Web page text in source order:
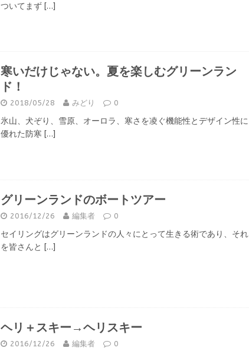
ついてまず […]
寒いだけじゃない。夏を楽しむグリーンラン
ド！
2018/05/28 みどり 0
氷山、犬ぞり、雪原、オーロラ、寒さを凌ぐ機能性とデザイン性に
優れた防寒 […]
グリーンランドのボートツアー
2016/12/26 編集者 0
セイリングはグリーンランドの人々にとって生きる術であり、それ
を皆さんと […]
ヘリ＋スキー→ヘリスキー
2016/12/26 編集者 0